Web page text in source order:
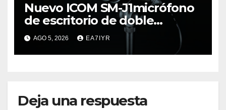
Nuevo ICOM SM-J1micrófono
de escritorio de doble
elemento premium
AGO 5, 2026 EA7IYR
Deja una respuesta